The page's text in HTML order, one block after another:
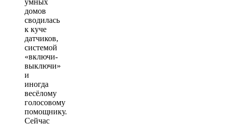
домов
сводилась
к куче
датчиков,
системой
«включи-
выключи»
и
иногда
весёлому
голосовому
помощнику.
Сейчас